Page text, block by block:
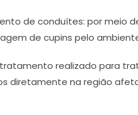
de conduítes: por meio
de cupins pelo
realizado para
diretamente na região